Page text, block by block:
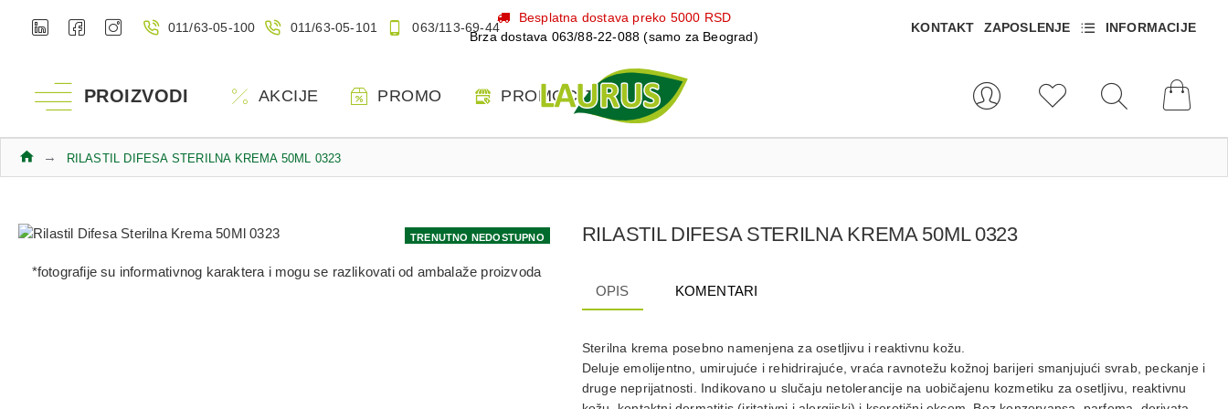
011/63-05-100 011/63-05-101 063/113-69-44
Besplatna dostava preko 5000 RSD
Brza dostava 063/88-22-088 (samo za Beograd)
KONTAKT ZAPOSLENJE INFORMACIJE
PROIZVODI AKCIJE PROMO PROMOCIJE
RILASTIL DIFESA STERILNA KREMA 50ML 0323
TRENUTNO NEDOSTUPNO
*fotografije su informativnog karaktera i mogu se razlikovati od ambalaže proizvoda
RILASTIL DIFESA STERILNA KREMA 50ML 0323
OPIS KOMENTARI
Sterilna krema posebno namenjena za osetljivu i reaktivnu kožu.
Deluje emolijentno, umirujuće i rehidrirajuće, vraća ravnotežu kožnoj barijeri smanjujući svrab, peckanje i
druge neprijatnosti. Indikovano u slučaju netolerancije na uobičajenu kozmetiku za osetljivu, reaktivnu